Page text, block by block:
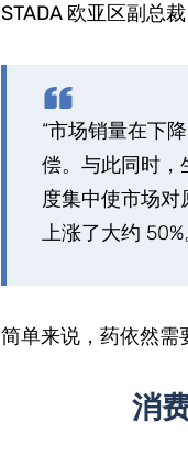
STADA 欧亚区副总
“市场销量在下
偿。与此同时，
度集中使市场
上涨了大约
简单来说，药依然需
消